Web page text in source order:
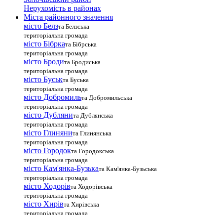
Нерухомість в районах
Міста районного значення
місто Белзта Белзська
територіальна громада
місто Бібрката Бібрська
територіальна громада
місто Бродита Бродиська
територіальна громада
місто Буськта Буська
територіальна громада
місто Добромильта Добромильська
територіальна громада
місто Дублянита Дублянська
територіальна громада
місто Глинянита Глинянська
територіальна громада
місто Городокта Городокська
територіальна громада
місто Кам'янка-Бузьката Кам'янка-Бузьська
територіальна громада
місто Ходорівта Ходорівська
територіальна громада
місто Хирівта Хирівська
територіальна громада